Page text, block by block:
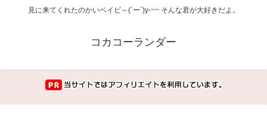
見に来てくれたのかいベイビ～(´ー`)y-~~ そんな君が大好きだよ。
コカコーランダー